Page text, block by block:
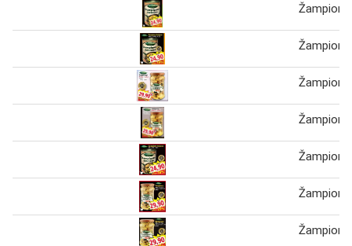
Žampiony
Žampiony
Žampiony
Žampiony
Žampiony
Žampiony
Žampiony